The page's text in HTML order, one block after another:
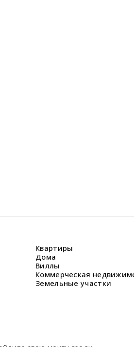
Квартиры
Дома
Виллы
Коммерческая
Земельные участки